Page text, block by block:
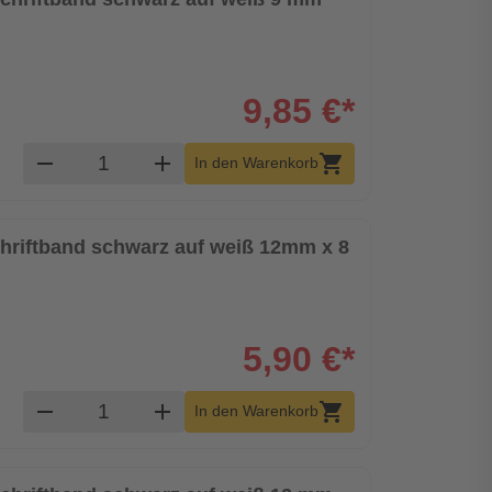
9,85 €*
remove Produkt Warenkorb Menge
add In den Warenkorbshopping_cart
schwarz auf weiß 12mm x 8
5,90 €*
remove Produkt Warenkorb Menge
add In den Warenkorbshopping_cart